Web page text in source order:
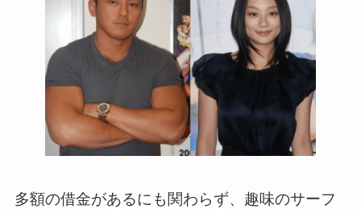
多額の借金があるにも関わらず、趣味のサーフ